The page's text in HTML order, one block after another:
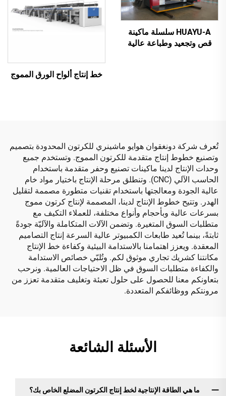
HUAYU-A سلسلة ماكينة
قص وتجعيد وطباعة عالية
خط إنتاج ألواح الورق المموج
تُعرف شركة دونغقوان هوايو ماشينري للكرتون المحدودة بتصميم
وتصنيع خطوط إنتاج متقدمة للكرتون المموج. وتستخدم جميع
وحدات الإنتاج لدينا ماكينات تصنيع وحفر متقدمة باستخدام
الحاسب الآلي (CNC). وتنطلق مرحلة الإنتاج باختيار مواد خام
عالية الجودة ومعالجتها باستخدام تقنيات متطورة مصممة لتقليل
الهدر. وتتيح خطوط الإنتاج لدينا، المصممة لإنتاج كرتون مموج
بسرعات عالية وبأحجام وأنواع مختلفة، للعملاء التكيف مع
متطلبات السوق المتغيرة. وتضمن الآلات المتكاملة والآليّة جودةً
ثابتةً، بينما تُعيد طابعات الكمبيوتر عالية السرعة إنتاج التصاميم
المعقدة. ويعزز اهتمامنا بالاستدامة البيئية وكفاءة خط الإنتاج
مكانتنا كشريك تجاري موثوق لكم. وتُلبّي خصائص الاستدامة
والكفاءة متطلبات السوق في ظل الاحتياجات العالمية. ونرحب
بتعاونكم معنا للحصول على حلول تعبئة وتغليف متقدمة تعزز من
مرونتكم ووظائفكم المتعددة.
الأسئلة الشائعة
ما هي الطاقة الإنتاجية لخط إنتاج الكرتون المضلع الخاص بك؟